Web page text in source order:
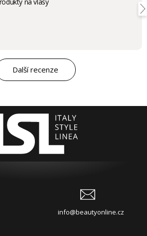
Další recenze
info@beautyonline.cz